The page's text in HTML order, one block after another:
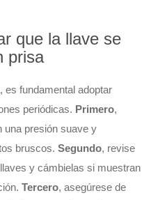
que la llave se
prisa
es fundamental adoptar
periódicas. Primero,
una presión suave y
bruscos. Segundo, revise
y cámbielas si muestran
Tercero, asegúrese de